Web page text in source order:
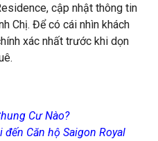
cập nhật thông tin
Chị. Để có cái nhìn khách
xác nhất trước khi dọn
Cư Nào?
Căn hộ Saigon Royal